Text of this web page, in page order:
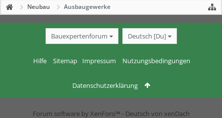
Neubau Ausbaugewerke
Bauexpertenforum Deutsch [Du]
Hilfe Sitemap Impressum Nutzungsbedingungen
Datenschutzerklärung
Forum software by XenForo™ - Deutsch von xenDach